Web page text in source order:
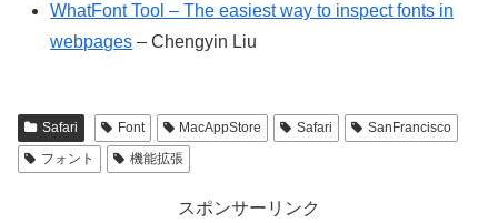
WhatFont Tool – The easiest way to inspect fonts in
webpages – Chengyin Liu
Safari Font MacAppStore Safari
SanFrancisco
フォント
機能拡張
スポンサーリンク